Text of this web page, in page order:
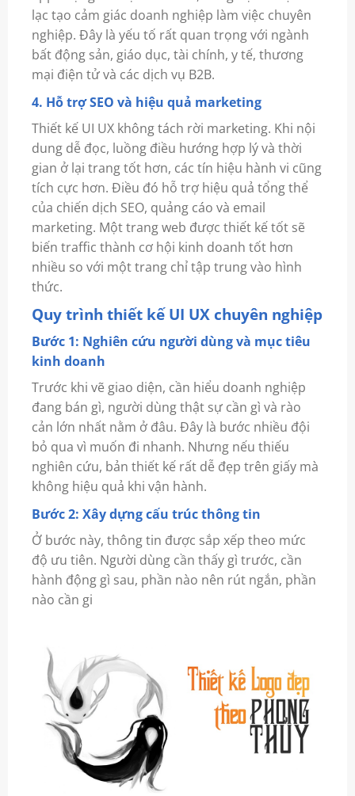
lạc tạo cảm giác doanh nghiệp làm việc chuyên
nghiệp. Đây là yếu tố rất quan trọng với ngành
bất động sản, giáo dục, tài chính, y tế, thương
mại điện tử và các dịch vụ B2B.
4. Hỗ trợ SEO và hiệu quả marketing
Thiết kế UI UX không tách rời marketing. Khi nội
dung dễ đọc, luồng điều hướng hợp lý và thời
gian ở lại trang tốt hơn, các tín hiệu hành vi cũng
tích cực hơn. Điều đó hỗ trợ hiệu quả tổng thể
của chiến dịch SEO, quảng cáo và email
marketing. Một trang web được thiết kế tốt sẽ
biến traffic thành cơ hội kinh doanh tốt hơn
nhiều so với một trang chỉ tập trung vào hình
thức.
Quy trình thiết kế UI UX chuyên nghiệp
Bước 1: Nghiên cứu người dùng và mục tiêu
kinh doanh
Trước khi vẽ giao diện, cần hiểu doanh nghiệp
đang bán gì, người dùng thật sự cần gì và rào
cản lớn nhất nằm ở đâu. Đây là bước nhiều đội
bỏ qua vì muốn đi nhanh. Nhưng nếu thiếu
nghiên cứu, bản thiết kế rất dễ đẹp trên giấy mà
không hiệu quả khi vận hành.
Bước 2: Xây dựng cấu trúc thông tin
Ở bước này, thông tin được sắp xếp theo mức
độ ưu tiên. Người dùng cần thấy gì trước, cần
hành động gì sau, phần nào nên rút ngắn, phần
nào cần gi